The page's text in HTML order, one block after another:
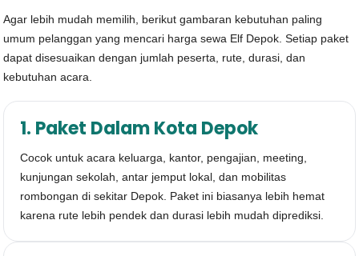
Agar lebih mudah memilih, berikut gambaran kebutuhan paling
umum pelanggan yang mencari harga sewa Elf Depok. Setiap paket
dapat disesuaikan dengan jumlah peserta, rute, durasi, dan
kebutuhan acara.
1. Paket Dalam Kota Depok
Cocok untuk acara keluarga, kantor, pengajian, meeting,
kunjungan sekolah, antar jemput lokal, dan mobilitas
rombongan di sekitar Depok. Paket ini biasanya lebih hemat
karena rute lebih pendek dan durasi lebih mudah diprediksi.